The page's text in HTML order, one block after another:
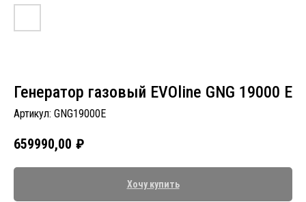
Генератор газовый EVOline GNG 19000 E
Артикул: GNG19000E
659990,00 ₽
Хочу купить